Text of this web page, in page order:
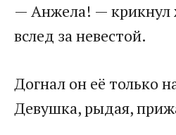
— Анжела! — крикнул
вслед за невестой.
Догнал он её только
Девушка, рыдая,